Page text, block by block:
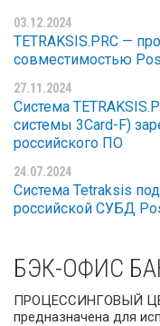
03.12.2024
TETRAKSIS.PRC —
совместимостью
27.11.2024
Система
системы 3Card-F)
российского ПО
24.07.2024
Система Tetraksis
российской СУБД
БЭК-ОФИС
ПРОЦЕССИНГОВЫЙ
предназначена для